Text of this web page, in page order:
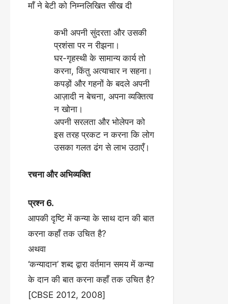
माँ ने बेटी को निम्नलिखित सीख दी
कभी अपनी सुंदरता और उसकी
प्रशंसा पर न रीझना।
घर-गृहस्थी के सामान्य कार्य तो
करना, किंतु अत्याचार न सहना।
कपड़ों और गहनों के बदले अपनी
आज़ादी न बेचना, अपना व्यक्तित्व
न खोना।
अपनी सरलता और भोलेपन को
इस तरह प्रकट न करना कि लोग
उसका गलत ढंग से लाभ उठाएँ।
रचना और अभिव्यक्ति
प्रश्न 6.
आपकी दृष्टि में कन्या के साथ दान की बात
करना कहाँ तक उचित है?
अथवा
‘कन्यादान’ शब्द द्वारा वर्तमान समय में कन्या
के दान की बात करना कहाँ तक उचित है?
[CBSE 2012, 2008]